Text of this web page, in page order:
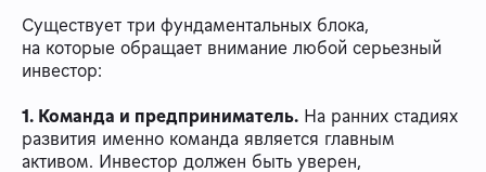
Существует три фундаментальных блока,
на которые обращает внимание любой серьезный
инвестор:
1. Команда и предприниматель. На ранних стадиях
развития именно команда является главным
активом. Инвестор должен быть уверен,